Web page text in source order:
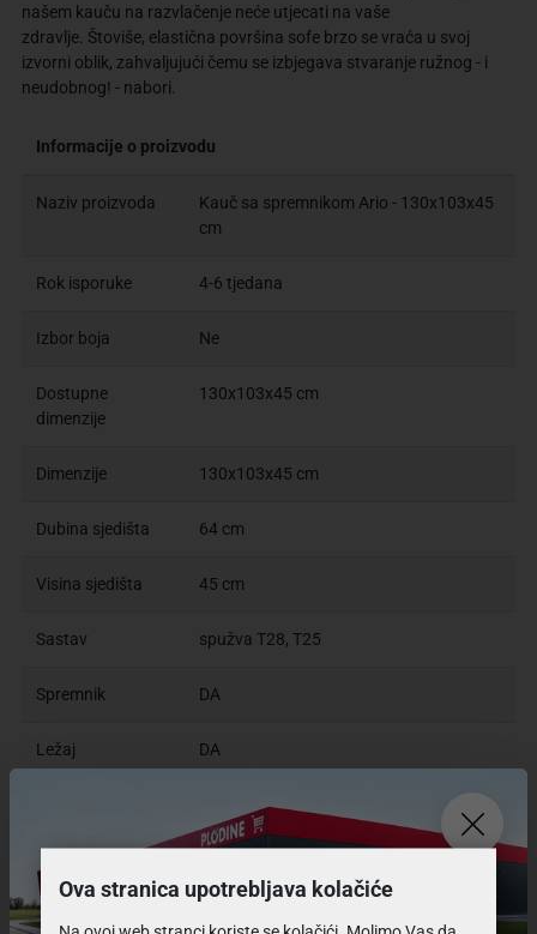
našem kauču na razvlačenje neće utjecati na vaše
zdravlje. Štoviše, elastična površina sofe brzo se vraća u svoj
izvorni oblik, zahvaljujući čemu se izbjegava stvaranje ružnog - i
neudobnog! - nabori.
Informacije o proizvodu
Naziv proizvoda
Kauč sa spremnikom Ario - 130x103x45
cm
Rok isporuke 4-6 tjedana
Izbor boja Ne
Dostupne
dimenzije
130x103x45 cm
Dimenzije 130x103x45 cm
Dubina sjedišta 64 cm
Visina sjedišta 45 cm
Sastav spužva T28, T25
Spremnik DA
Ležaj DA
2 godine
Proizvod dostupan kod proizvođača.Izračunaj cijenu
Ova stranica upotrebljava kolačiće